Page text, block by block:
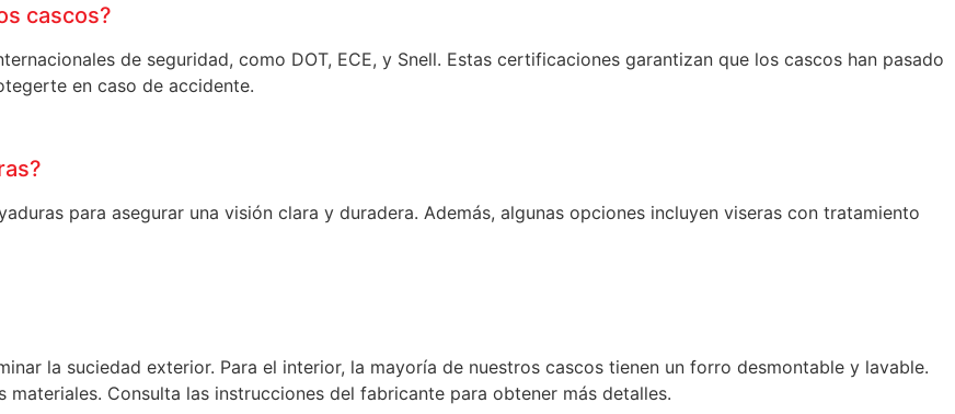
cascos?
de seguridad, como DOT, ECE, y Snell. Estas certificaciones garantizan que los cascos han pasado
en caso de accidente.
para asegurar una visión clara y duradera. Además, algunas opciones incluyen viseras con tratamiento
la suciedad exterior. Para el interior, la mayoría de nuestros cascos tienen un forro desmontable y lavable.
Consulta las instrucciones del fabricante para obtener más detalles.